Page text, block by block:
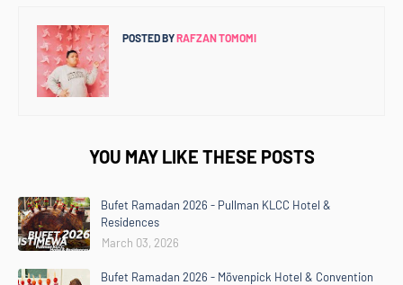
POSTED BYRAFZAN TOMOMI
YOU MAY LIKE THESE POSTS
Bufet Ramadan 2026 - Pullman KLCC Hotel &
Residences
March 03, 2026
Bufet Ramadan 2026 - Mövenpick Hotel & Convention